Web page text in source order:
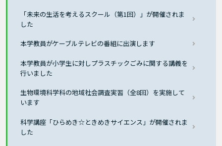
「未来の生活を考えるスクール（第1回）」が開催されま
した
本学教員がケーブルテレビの番組に出演します
本学教員が小学生に対しプラスチックごみに関する講義を
行いました
生物環境科学科の地域社会調査実習（全8回）を実施して
います
科学講座「ひらめき☆ときめきサイエンス」が開催されま
した